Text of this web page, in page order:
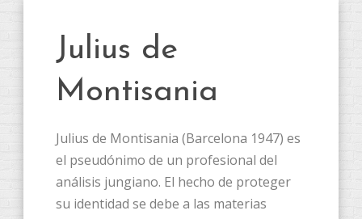
Julius de
Montisania
Julius de Montisania (Barcelona 1947) es
el pseudónimo de un profesional del
análisis jungiano. El hecho de proteger
su identidad se debe a las materias